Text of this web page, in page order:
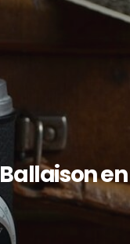
Ballaison